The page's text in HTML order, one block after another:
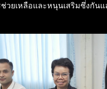
วยเหลือและหนุนเสริมซึ่งกัน